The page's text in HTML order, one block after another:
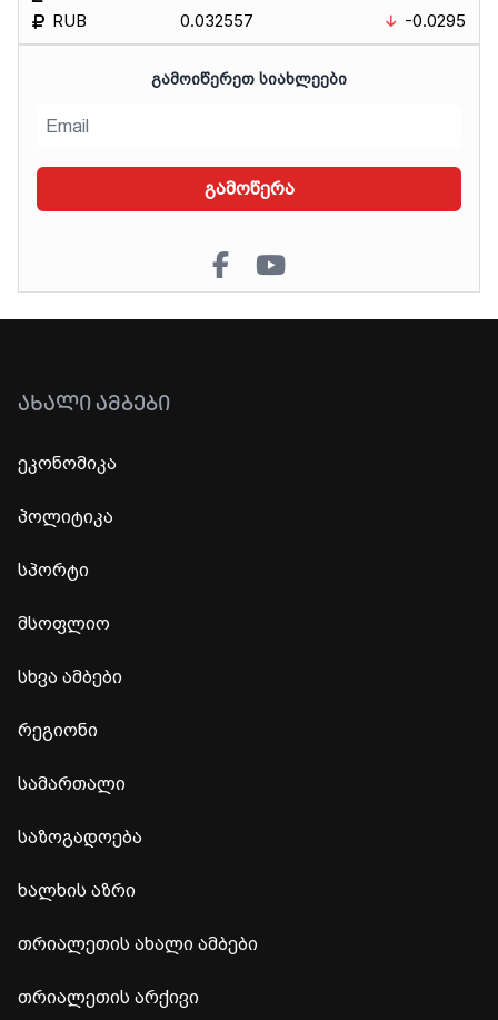
RUB
0.032557
-0.0295
ᲒᲐᲛᲝᲘᲬᲔᲠᲔᲗ ᲡᲘᲐᲮᲚᲔᲔᲑᲘ
გამოწერა
ᲐᲮᲐᲚᲘ ᲐᲛᲑᲔᲑᲘ
ეკონომიკა
პოლიტიკა
სპორტი
მსოფლიო
სხვა ამბები
რეგიონი
სამართალი
საზოგადოება
ხალხის აზრი
თრიალეთის ახალი ამბები
თრიალეთის არქივი